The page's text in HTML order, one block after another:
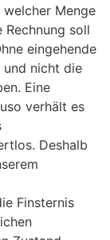
Menge
soll
eingehende
und nicht die
Eine
verhält es
Deshalb
Finsternis